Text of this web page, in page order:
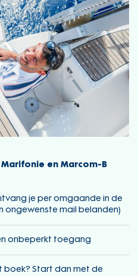
en Marcom-B
je per omgaande in de
ongewenste mail belanden)
onbeperkt toegang
boek? Start dan met de